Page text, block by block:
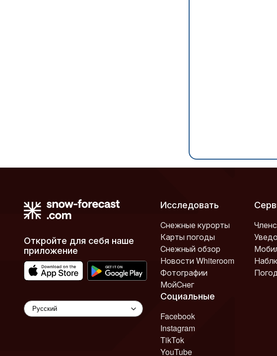
Откройте для себя наше
приложение
Исследовать
Снежные курорты
Карты погоды
Снежный обзор
Новости Whiteroom
Фотографии
МойСнег
Социальные
Facebook
Instagram
TikTok
YouTube